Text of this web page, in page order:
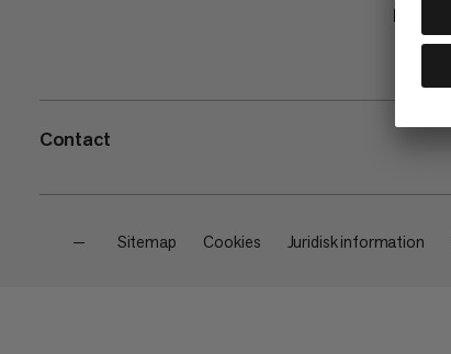
Butik
Contact
— Sitemap Cookies Juridisk information